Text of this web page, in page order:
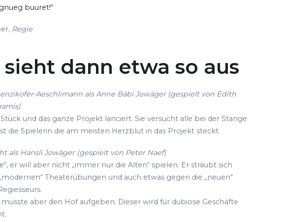
buuret!“
Regie
sieht dann etwa so aus
Aeschlimann als Anne Bäbi Jowäger (gespielt von Edith
Stück und das ganze Projekt lanciert. Sie versucht alle bei der Stange
die Spielerin die am meisten Herzblut in das Projekt steckt.
als Hansli Jowäger (gespielt von Peter Naef)
er will aber nicht „immer nur die Alten“ spielen. Er sträubt sich
Theaterübungen und auch etwas gegen die „neuen“
musste aber den Hof aufgeben. Dieser wird für dubiose Geschäfte